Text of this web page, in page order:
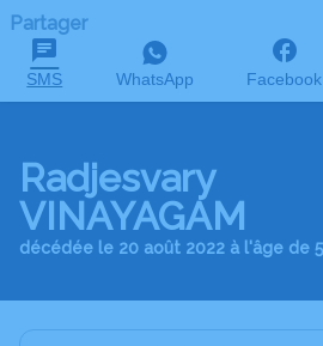
Partager
SMS WhatsApp Facebook
Radjesvary
VINAYAGAM
décédée le 20 août 2022 à l'âge de